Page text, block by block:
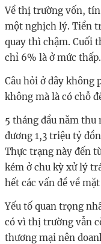
Về thị trường vốn, tín
một nghịch lý. Tiền
quay thì chậm. Cuối
chỉ 6% là ở mức thấp.
Câu hỏi ở đây không
không mà là có chỗ
5 tháng đầu năm thu
đương 1,3 triệu tỷ
Thực trạng này đến
kém ở chu kỳ xử lý
hết các vấn đề về
Yếu tố quan trọng
có vì thị trường vẫn
thương mại nên